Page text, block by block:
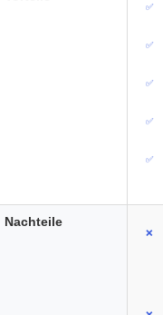
Nachteile